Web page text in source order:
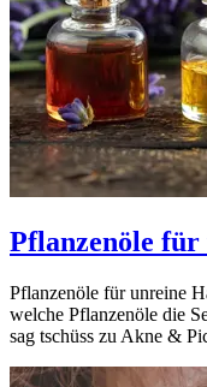
Pflanzenöle
Pflanzenöle für unreine
welche Pflanzenöle die
sag tschüss zu Akne &